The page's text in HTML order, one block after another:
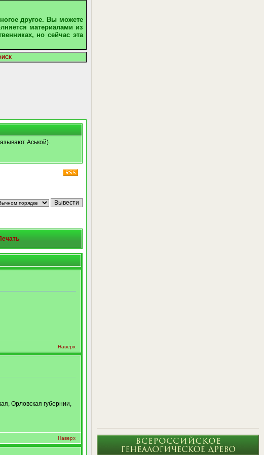
другое. Вы можете
материалами из
но сейчас эта
Аськой).
Наверх
Орловская губернии,
Наверх